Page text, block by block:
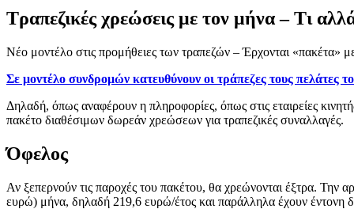
Τραπεζικές χρεώσεις με τον μήνα – Τι
Νέο μοντέλο στις προμήθειες των τραπεζών – Έρχονται «πακέτα»
Σε μοντέλο συνδρομών κατευθύνουν οι τράπεζες τους πελάτες
Δηλαδή, όπως αναφέρουν η πληροφορίες, όπως στις εταιρείες
πακέτο διαθέσιμων δωρεάν χρεώσεων για τραπεζικές συναλλαγές.
Όφελος
Αν ξεπερνούν τις παροχές του πακέτου, θα χρεώνονται έξτρα.
ευρώ) μήνα, δηλαδή 219,6 ευρώ/έτος και παράλληλα έχουν έντονη